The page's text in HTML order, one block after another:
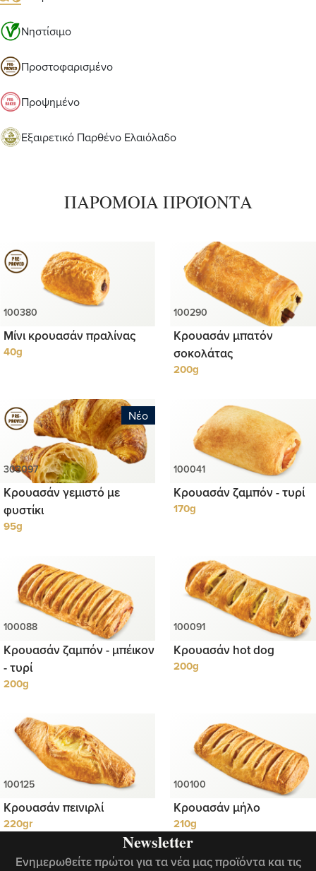
Νηστίσιμο
Προστοφαρισμένο
Προψημένο
Εξαιρετικό Παρθένο Ελαιόλαδο
ΠΑΡΟΜΟΙΑ ΠΡΟΪΟΝΤΑ
Μίνι κρουασάν πραλίνας
40g
Κρουασάν μπατόν
σοκολάτας
200g
Νέο
Κρουασάν γεμιστό με
φυστίκι
95g
Κρουασάν ζαμπόν - τυρί
170g
Κρουασάν ζαμπόν - μπέικον
- τυρί
200g
Κρουασάν hot dog
200g
Κρουασάν πεινιρλί
220gr
Κρουασάν μήλο
210g
Newsletter
Ενημερωθείτε πρώτοι για τα νέα μας προϊόντα και τις